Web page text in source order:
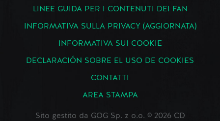
LINEE GUIDA PER I CONTENUTI DEI FAN
INFORMATIVA SULLA PRIVACY (AGGIORNATA)
INFORMATIVA SUI COOKIE
DECLARACIÓN SOBRE EL USO DE COOKIES
CONTATTI
AREA STAMPA
Sito gestito da GOG Sp. z o.o. © 2026 CD